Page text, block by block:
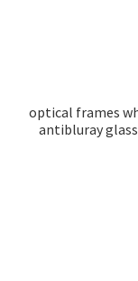
optical frames
antibluray